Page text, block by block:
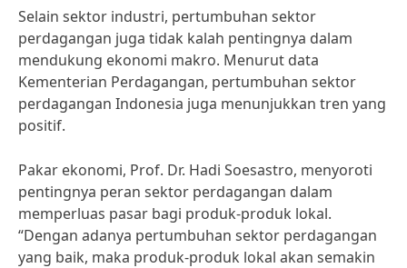
Selain sektor industri, pertumbuhan sektor
perdagangan juga tidak kalah pentingnya dalam
mendukung ekonomi makro. Menurut data
Kementerian Perdagangan, pertumbuhan sektor
perdagangan Indonesia juga menunjukkan tren yang
positif.
Pakar ekonomi, Prof. Dr. Hadi Soesastro, menyoroti
pentingnya peran sektor perdagangan dalam
memperluas pasar bagi produk-produk lokal.
“Dengan adanya pertumbuhan sektor perdagangan
yang baik, maka produk-produk lokal akan semakin